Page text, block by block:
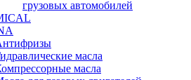
грузовых автомобилей
масла
масла